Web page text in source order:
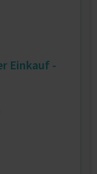
Einkauf -